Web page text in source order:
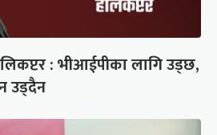
: भीआईपीका लागि उड्छ,
उड्दैन